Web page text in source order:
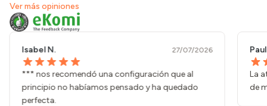
Ver más opiniones
Isabel N. 27/07/2026
*** nos recomendó una configuración que al
principio no habíamos pensado y ha quedado
perfecta.
La
de